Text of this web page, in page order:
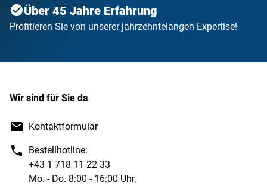
Über 45 Jahre Erfahrung
Profitieren Sie von unserer jahrzehntelangen Expertise!
Wir sind für Sie da
Kontaktformular
Bestellhotline:
+43 1 718 11 22 33
Mo. - Do. 8:00 - 16:00 Uhr,